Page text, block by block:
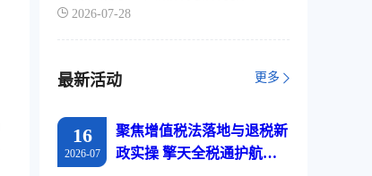
出口退税
2026-07-28
最新活动 更多
16
2026-07
聚焦增值税法落地与退税新
政实操 擎天全税通护航江